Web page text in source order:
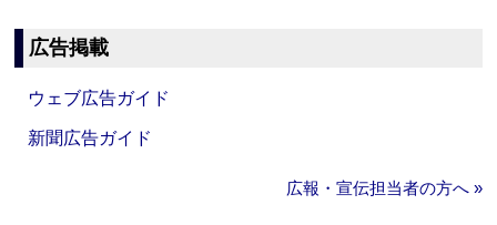
広告掲載
ウェブ広告ガイド
新聞広告ガイド
広報・宣伝担当者の方へ »